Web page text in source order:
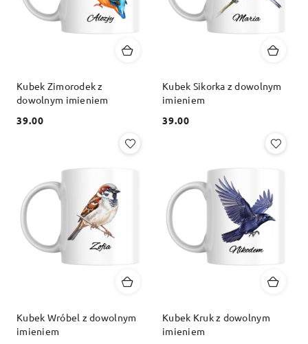
Kubek Zimorodek z
dowolnym imieniem
Cena:
39.00
Kubek Sikorka z dowolnym
imieniem
Cena:
39.00
Kubek Wróbel z dowolnym
imieniem
Kubek Kruk z dowolnym
imieniem